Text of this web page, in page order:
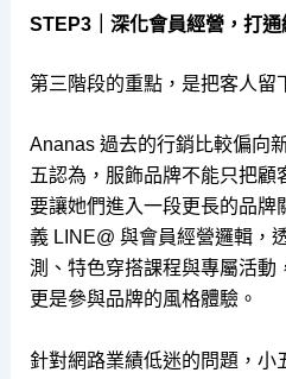
STEP3｜深化會員經營，打
第三階段的重點，是把客人留
Ananas 過去的行銷比較偏向
五認為，服飾品牌不能只把顧
要讓她們進入一段更長的品牌
義 LINE@ 與會員經營邏輯，
測、特色穿搭課程與專屬活動
更是參與品牌的風格體驗。
針對網路業績低迷的問題，小